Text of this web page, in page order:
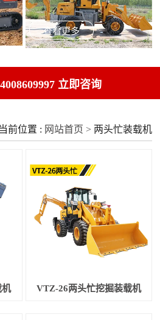
查看更多
4008609997 立即咨询
当前位置 : 网站首页 > 两头忙装载机
机 VTZ-26两头忙挖掘装载机